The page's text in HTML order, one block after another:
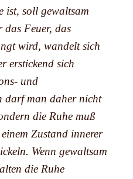
ist, soll gewaltsam
das Feuer, das
wird, wandelt sich
erstickend sich
und
darf man daher nicht
die Ruhe muß
Zustand innerer
Wenn gewaltsam
die Ruhe